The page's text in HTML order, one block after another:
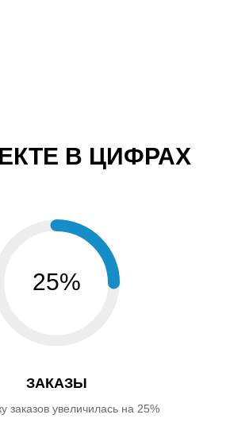
В ЦИФРАХ
25%
ЗАКАЗЫ
заказов увеличилась на 25%